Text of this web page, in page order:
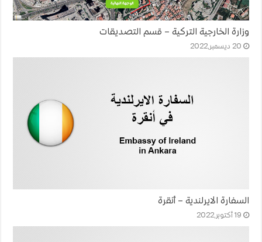
وزارة الخارجية التركية – قسم التصديقات
20 ديسمبر,2022
السفارة الايرلندية – أنقرة
19 أكتوبر,2022